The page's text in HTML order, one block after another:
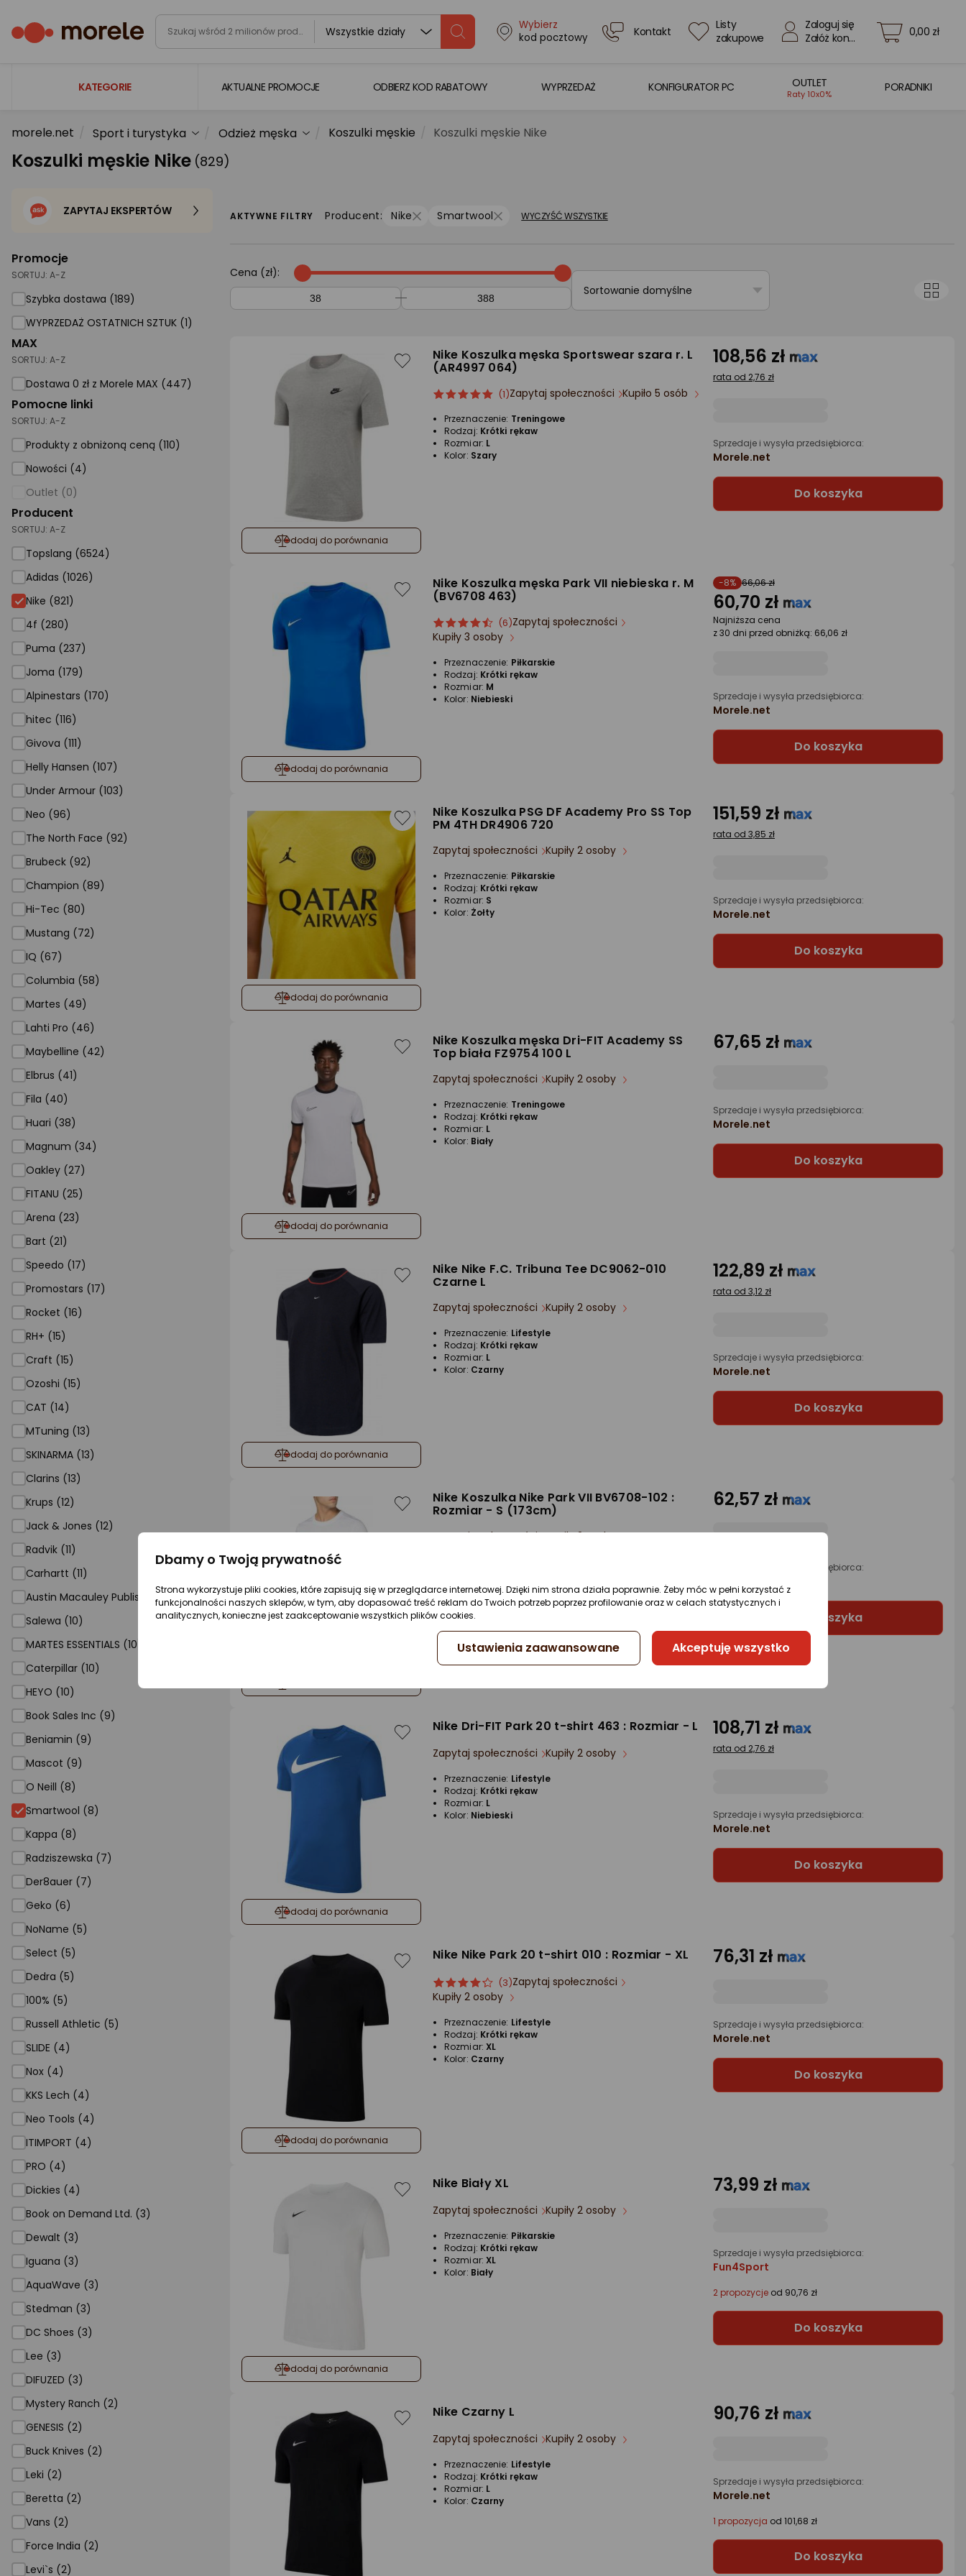
Wszystkie działy
Wybierz
kod pocztowy
Kontakt
Listy
zakupowe
Zaloguj się
Załóż konto
0,00 zł
KATEGORIE
Laptopy
Komputery
Gaming
Telewizory i audio
Foto i kamery
AGD duże
AGD małe
Biuro i firma
Sport i turystyka
Zabawki i dziecko
Supermarket
Strefa marek
AKTUALNE PROMOCJE ODBIERZ KOD RABATOWY WYPRZEDAŻ KONFIGURATOR PC OUTLET
Raty 10x0%
PORADNIKI
morele.net Sport i turystyka Odzież męska Koszulki męskie Koszulki męskie Nike
Koszulki męskie Nike (829)
Promocje
SORTUJ: A-Z
Szybka dostawa (189)
WYPRZEDAŻ OSTATNICH SZTUK (1)
MAX
SORTUJ: A-Z
Dostawa 0 zł z Morele MAX (447)
Pomocne linki
SORTUJ: A-Z
Produkty z obniżoną ceną (110)
Nowości (4)
Outlet (0)
Producent
SORTUJ: A-Z
Topslang (6524)
Adidas (1026)
Nike (821)
4f (280)
Puma (237)
Joma (179)
Alpinestars (170)
hitec (116)
Givova (111)
Helly Hansen (107)
Under Armour (103)
Neo (96)
The North Face (92)
Brubeck (92)
Champion (89)
Hi-Tec (80)
Mustang (72)
IQ (67)
Columbia (58)
Martes (49)
Lahti Pro (46)
Maybelline (42)
Elbrus (41)
Fila (40)
Huari (38)
Magnum (34)
Oakley (27)
FITANU (25)
Arena (23)
Bart (21)
Speedo (17)
Promostars (17)
Rocket (16)
RH+ (15)
Craft (15)
Ozoshi (15)
CAT (14)
MTuning (13)
SKINARMA (13)
Clarins (13)
Krups (12)
Jack & Jones (12)
Radvik (11)
Carhartt (11)
Austin Macauley Publishers (10)
Salewa (10)
MARTES ESSENTIALS (10)
Caterpillar (10)
HEYO (10)
Book Sales Inc (9)
Beniamin (9)
Mascot (9)
O Neill (8)
Smartwool (8)
Kappa (8)
Radziszewska (7)
Der8auer (7)
Geko (6)
NoName (5)
Select (5)
Dedra (5)
100% (5)
Russell Athletic (5)
SLIDE (4)
Nox (4)
KKS Lech (4)
Neo Tools (4)
ITIMPORT (4)
PRO (4)
Dickies (4)
Book on Demand Ltd. (3)
Dewalt (3)
Iguana (3)
AquaWave (3)
Stedman (3)
DC Shoes (3)
Lee (3)
DIFUZED (3)
Mystery Ranch (2)
GENESIS (2)
Buck Knives (2)
Leki (2)
Beretta (2)
Vans (2)
Force India (2)
Levi`s (2)
ZAPYTAJ EKSPERTÓW AKTYWNE FILTRY Producent: Nike Smartwool WYCZYŚĆ WSZYSTKIE
Cena (zł):
Sortowanie domyślne
dodaj do porównania
Nike Koszulka męska Sportswear szara r. L
(AR4997 064)
ocena
5/5
gwiazdki
Ocena
(1)Zapytaj społeczności Kupiło 5 osób
Przeznaczenie: Treningowe
Rodzaj: Krótki rękaw
Rozmiar: L
Kolor: Szary
108,56 zł
rata od 2,76 zł
Sprzedaje i wysyła przedsiębiorca:
Morele.net
Do koszyka
dodaj do porównania
Nike Koszulka męska Park VII niebieska r. M
(BV6708 463)
ocena
produktu
gwiazdki
Ocena
produktu
(6)Zapytaj społeczności
Kupiły 3 osoby
Przeznaczenie: Piłkarskie
Rodzaj: Krótki rękaw
Rozmiar: M
Kolor: Niebieski
-8% 66,06 zł
60,70 zł
Najniższa cena
z 30 dni przed obniżką: 66,06 zł
Sprzedaje i wysyła przedsiębiorca:
Morele.net
Do koszyka
dodaj do porównania
Nike Koszulka PSG DF Academy Pro SS Top
PM 4TH DR4906 720
Zapytaj społeczności Kupiły 2 osoby
Przeznaczenie: Piłkarskie
Rodzaj: Krótki rękaw
Rozmiar: S
Kolor: Żołty
151,59 zł
rata od 3,85 zł
Sprzedaje i wysyła przedsiębiorca:
Morele.net
Do koszyka
dodaj do porównania
Nike Koszulka męska Dri-FIT Academy SS
Top biała FZ9754 100 L
Zapytaj społeczności Kupiły 2 osoby
Przeznaczenie: Treningowe
Rodzaj: Krótki rękaw
Rozmiar: L
Kolor: Biały
67,65 zł
Sprzedaje i wysyła przedsiębiorca:
Morele.net
Do koszyka
dodaj do porównania
Nike Nike F.C. Tribuna Tee DC9062-010
Czarne L
Zapytaj społeczności Kupiły 2 osoby
Przeznaczenie: Lifestyle
Rodzaj: Krótki rękaw
Rozmiar: L
Kolor: Czarny
122,89 zł
rata od 3,12 zł
Sprzedaje i wysyła przedsiębiorca:
Morele.net
Do koszyka
Nike Koszulka Nike Park VII BV6708-102 :
Rozmiar - S (173cm)
Zapytaj społeczności Kupiły 2 osoby
Rozmiar:S
Kolor: Biały
62,57 zł
Sprzedaje i wysyła przedsiębiorca:
Do koszyka
dodaj do porównania
Nike Dri-FIT Park 20 t-shirt 463 : Rozmiar - L
Zapytaj społeczności Kupiły 2 osoby
Przeznaczenie: Lifestyle
Rodzaj: Krótki rękaw
Rozmiar: L
Kolor: Niebieski
108,71 zł
rata od 2,76 zł
Sprzedaje i wysyła przedsiębiorca:
Morele.net
Do koszyka
dodaj do porównania
Nike Nike Park 20 t-shirt 010 : Rozmiar - XL
ocena
produktu
gwiazdki
Ocena
produktu
(3)Zapytaj społeczności
Kupiły 2 osoby
Przeznaczenie: Lifestyle
Rodzaj: Krótki rękaw
Rozmiar: XL
Kolor: Czarny
76,31 zł
Sprzedaje i wysyła przedsiębiorca:
Morele.net
Do koszyka
dodaj do porównania
Nike Biały XL
Zapytaj społeczności Kupiły 2 osoby
Przeznaczenie: Piłkarskie
Rodzaj: Krótki rękaw
Rozmiar: XL
Kolor: Biały
73,99 zł
Sprzedaje i wysyła przedsiębiorca:
Fun4Sport
2 propozycje od 90,76 zł
Do koszyka
Nike Czarny L
Zapytaj społeczności Kupiły 2 osoby
Przeznaczenie: Lifestyle
Rodzaj: Krótki rękaw
Rozmiar: L
Kolor: Czarny
90,76 zł
Sprzedaje i wysyła przedsiębiorca:
Morele.net
1 propozycja od 101,68 zł
Do koszyka
Dbamy o Twoją prywatność
Strona wykorzystuje pliki cookies, które zapisują się w przeglądarce internetowej. Dzięki nim strona działa poprawnie. Żeby móc w pełni korzystać z
funkcjonalności naszych sklepów, w tym, aby dopasować treść reklam do Twoich potrzeb poprzez profilowanie oraz w celach statystycznych i
analitycznych, konieczne jest zaakceptowanie wszystkich plików cookies.
Ustawienia zaawansowane Akceptuję wszystko